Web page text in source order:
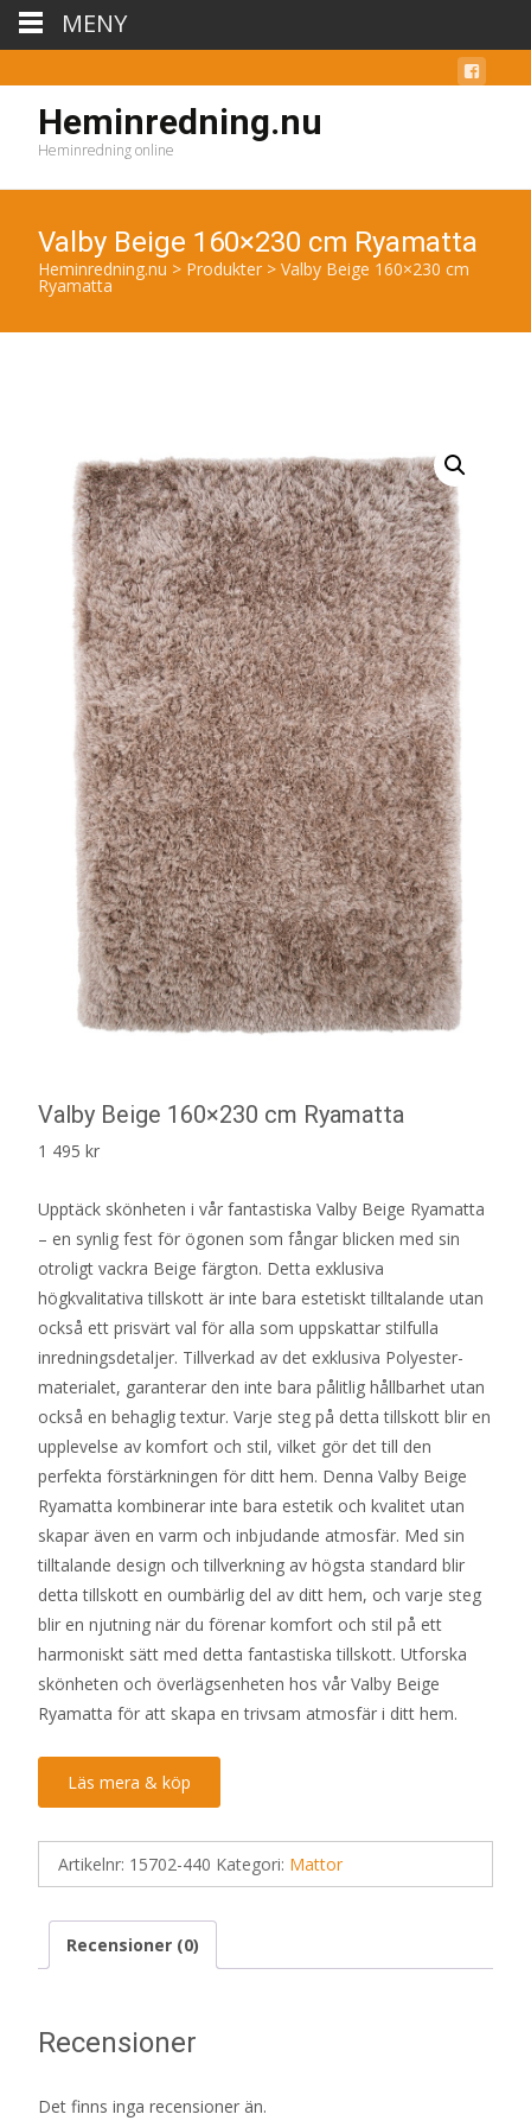
Heminredning.nu
Heminredning online
Valby Beige 160×230 cm Ryamatta
Heminredning.nu > Produkter > Valby Beige 160×230 cm
Ryamatta
Valby Beige 160×230 cm Ryamatta
1 495 kr
Upptäck skönheten i vår fantastiska Valby Beige Ryamatta
– en synlig fest för ögonen som fångar blicken med sin
otroligt vackra Beige färgton. Detta exklusiva
högkvalitativa tillskott är inte bara estetiskt tilltalande utan
också ett prisvärt val för alla som uppskattar stilfulla
inredningsdetaljer. Tillverkad av det exklusiva Polyester-
materialet, garanterar den inte bara pålitlig hållbarhet utan
också en behaglig textur. Varje steg på detta tillskott blir en
upplevelse av komfort och stil, vilket gör det till den
perfekta förstärkningen för ditt hem. Denna Valby Beige
Ryamatta kombinerar inte bara estetik och kvalitet utan
skapar även en varm och inbjudande atmosfär. Med sin
tilltalande design och tillverkning av högsta standard blir
detta tillskott en oumbärlig del av ditt hem, och varje steg
blir en njutning när du förenar komfort och stil på ett
harmoniskt sätt med detta fantastiska tillskott. Utforska
skönheten och överlägsenheten hos vår Valby Beige
Ryamatta för att skapa en trivsam atmosfär i ditt hem.
Läs mera & köp
Artikelnr: 15702-440 Kategori: Mattor
Recensioner (0)
Recensioner
Det finns inga recensioner än.
MENY